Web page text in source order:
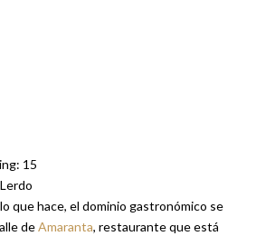
15
que hace, el dominio gastronómico se
deAmaranta, restaurante que está